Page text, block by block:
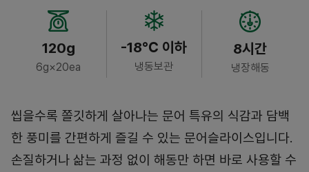
120g
6g×20ea
-18℃ 이하
냉동보관
8시간
냉장해동
씹을수록 쫄깃하게 살아나는 문어 특유의 식감과 담백
한 풍미를 간편하게 즐길 수 있는 문어슬라이스입니다.
손질하거나 삶는 과정 없이 해동만 하면 바로 사용할 수